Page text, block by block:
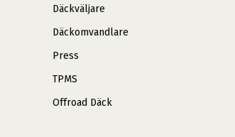
Däckväljare
Däckomvandlare
Press
TPMS
Offroad Däck